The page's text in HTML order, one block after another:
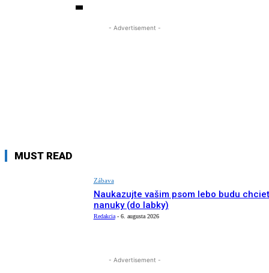
- Advertisement -
MUST READ
Zábava
Naukazujte vašim psom lebo budu chcieť
nanuky (do labky)
Redakcia - 6. augusta 2026
- Advertisement -